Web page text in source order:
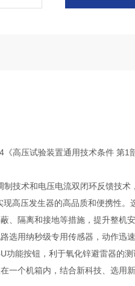
高压试验装置通用技术条件 第
技术和电压电流双闭环反馈技
高压发生器的高品质和便携性
、隔离和接地等措施，提升整机
选用纳秒级专用传感器，动作迅
能按钮，利于氧化锌避雷器的测
一个机箱内，结合新科技、选用